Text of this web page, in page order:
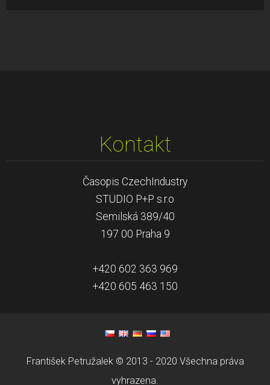
Kontakt
Časopis CzechIndustry
STUDIO P+P s.r.o
Semilská 389/40
197 00 Praha 9
+420 602 363 969
+420 605 463 150
František Petružalek © 2013 - 2020 Všechna práva
vyhrazena.